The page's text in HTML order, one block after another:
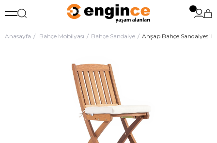
Anasayfa Bahçe Mobilyası Bahçe Sandalye Ahşap Bahçe Sandalyesi